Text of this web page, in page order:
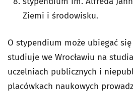
Ziemi i środowisku.
O stypendium może ubiegać
studiuje we Wrocławiu na
uczelniach publicznych i
placówkach naukowych